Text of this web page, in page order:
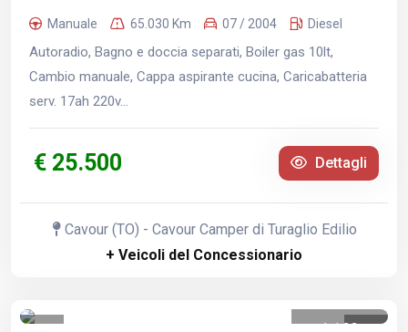
Manuale 65.030 Km 07 / 2004 Diesel
Autoradio, Bagno e doccia separati, Boiler gas 10lt,
Cambio manuale, Cappa aspirante cucina, Caricabatteria
serv. 17ah 220v...
€ 25.500 Dettagli
Cavour (TO) - Cavour Camper di Turaglio Edilio
+ Veicoli del Concessionario